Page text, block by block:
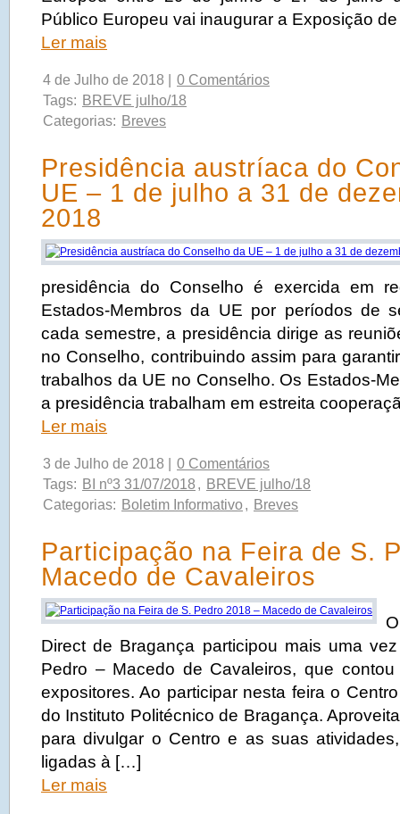
Público Europeu vai inaugurar a Exposição
Ler mais
4 de Julho de 2018 |
0 Comentários
Tags: BREVE julho/18
Categorias: Breves
Presidência austríaca do
UE – 1 de julho a 31 de
2018
presidência do Conselho é exercida em
Estados-Membros da UE por períodos de
cada semestre, a presidência dirige as
no Conselho, contribuindo assim para
trabalhos da UE no Conselho. Os Estados-
a presidência trabalham em estreita
Ler mais
3 de Julho de 2018 |
0 Comentários
Tags: BI nº3 31/07/2018 , BREVE julho/18
Categorias: Boletim Informativo, Breves
Participação na Feira de S.
Macedo de Cavaleiros
Direct de Bragança participou mais uma
Pedro – Macedo de Cavaleiros, que
expositores. Ao participar nesta feira o
do Instituto Politécnico de Bragança.
para divulgar o Centro e as suas
ligadas à […]
Ler mais